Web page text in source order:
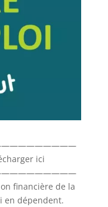
ici
financière de la
en dépendent.